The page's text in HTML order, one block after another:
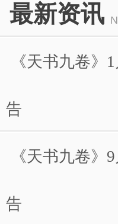
最新资讯
《天书九卷》
告
《天书九卷》
告